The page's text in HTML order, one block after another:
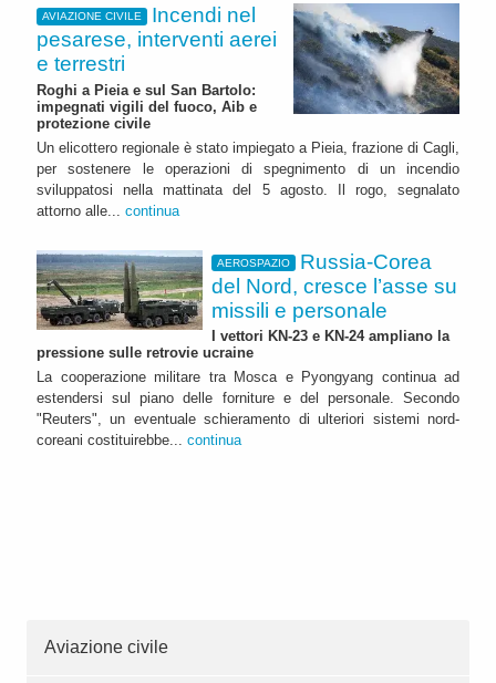
AVIAZIONE CIVILE
Incendi nel
pesarese, interventi aerei
e terrestri
Roghi a Pieia e sul San Bartolo:
impegnati vigili del fuoco, Aib e
protezione civile
Un elicottero regionale è stato impiegato a Pieia, frazione di Cagli,
per sostenere le operazioni di spegnimento di un incendio
sviluppatosi nella mattinata del 5 agosto. Il rogo, segnalato
attorno alle... continua
AEROSPAZIO
Russia-Corea
del Nord, cresce l’asse su
missili e personale
I vettori KN-23 e KN-24 ampliano la
pressione sulle retrovie ucraine
La cooperazione militare tra Mosca e Pyongyang continua ad
estendersi sul piano delle forniture e del personale. Secondo
"Reuters", un eventuale schieramento di ulteriori sistemi nord-
coreani costituirebbe... continua
Aviazione civile